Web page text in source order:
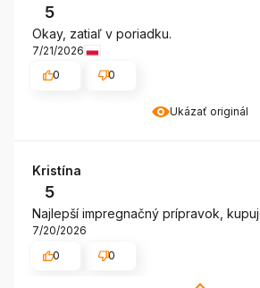
Ukázať originál
5
Okay, zatiaľ v poriadku.
7/21/2026
0
0
Kristína
5
Najlepší impregnačný prípravok,
7/20/2026
0
0